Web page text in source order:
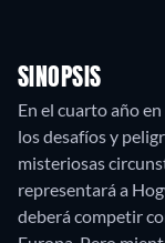
SINOPSIS
En el cuarto año
los desafíos y
misteriosas
representará a
deberá competir